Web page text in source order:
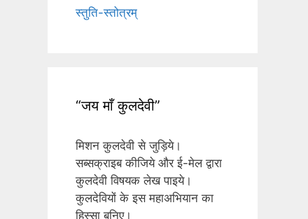
स्तुति-स्तोत्रम्
“जय माँ कुलदेवी”
मिशन कुलदेवी से जुड़िये।
सब्सक्राइब कीजिये और ई-मेल द्वारा
कुलदेवी विषयक लेख पाइये।
कुलदेवियों के इस महाअभियान का
हिस्सा बनिए।